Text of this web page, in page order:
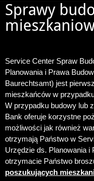
Sprawy
Service Center Spraw
Planowania i Prawa
Baurechtsamt) jest
mieszkańców w
W przypadku budowy lub
Bank oferuje korzystne
możliwości jak również
otrzymają Państwo w
Urzędzie ds. Planowania i
otrzymacie Państwo
poszukujących